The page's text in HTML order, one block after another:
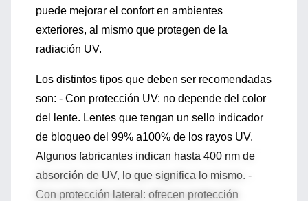
puede mejorar el confort en ambientes
exteriores, al mismo que protegen de la
radiación UV.
Los distintos tipos que deben ser recomendadas
son: - Con protección UV: no depende del color
del lente. Lentes que tengan un sello indicador
de bloqueo del 99% a100% de los rayos UV.
Algunos fabricantes indican hasta 400 nm de
absorción de UV, lo que significa lo mismo. -
Con protección lateral: ofrecen protección